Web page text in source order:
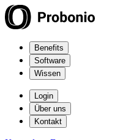
Benefits
Software
Wissen
Login
Über uns
Kontakt